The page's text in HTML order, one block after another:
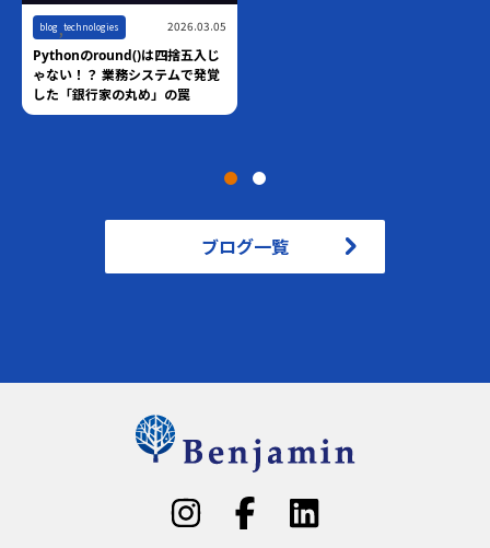
blog ,technologies 2026.03.05
Pythonのround()は四捨五入じ
ゃない！？ 業務システムで発覚
した「銀行家の丸め」の罠
ブログ一覧